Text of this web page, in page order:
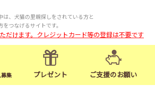
は、犬猫の里親探しをされている方と
つなげるサイトです。
だけます。クレジットカード等の登録は不要です
集 プレゼント ご支援のお願い